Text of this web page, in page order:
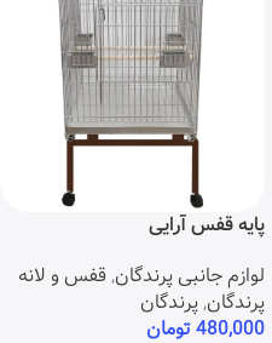
پایه قفس آرایی
لوازم جانبی پرندگان,قفس و لانه
پرندگان,پرندگان
480,000تومان